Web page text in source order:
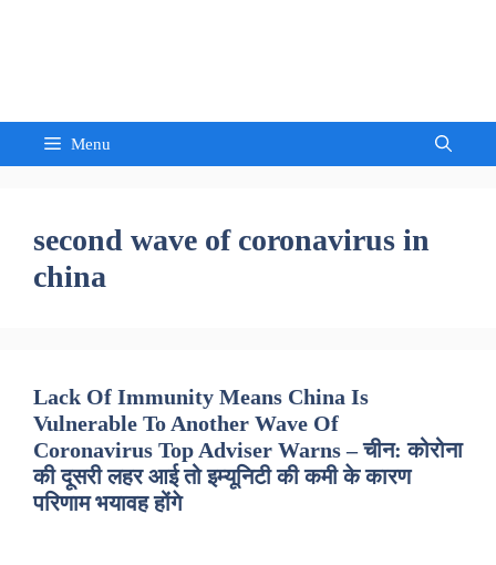
Menu
second wave of coronavirus in
china
Lack Of Immunity Means China Is
Vulnerable To Another Wave Of
Coronavirus Top Adviser Warns – चीन: कोरोना
की दूसरी लहर आई तो इम्यूनिटी की कमी के कारण
परिणाम भयावह होंगे